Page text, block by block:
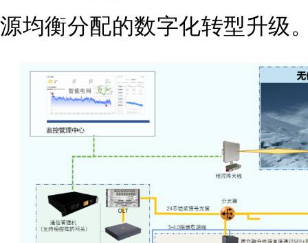
源均衡分配的数字化转型升级